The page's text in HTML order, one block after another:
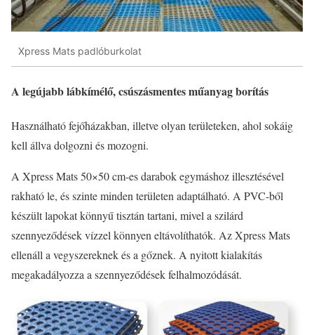
Xpress Mats padlóburkolat
A legújabb lábkímélő, csúszásmentes műanyag borítás
Használható fejőházakban, illetve olyan területeken, ahol sokáig
kell állva dolgozni és mozogni.
A Xpress Mats 50×50 cm-es darabok egymáshoz illesztésével
rakható le, és szinte minden területen adaptálható. A PVC-ből
készült lapokat könnyű tisztán tartani, mivel a szilárd
szennyeződések vízzel könnyen eltávolíthatók. Az Xpress Mats
ellenáll a vegyszereknek és a gőznek. A nyitott kialakítás
megakadályozza a szennyeződések felhalmozódását.